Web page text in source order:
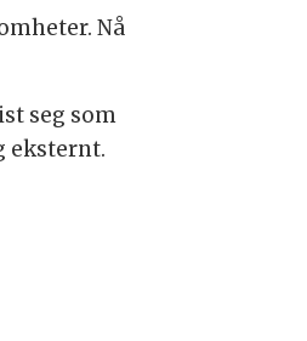
Nå
seg som
eksternt.